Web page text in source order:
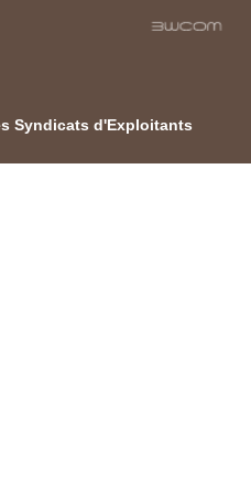
Syndicats d'Exploitants